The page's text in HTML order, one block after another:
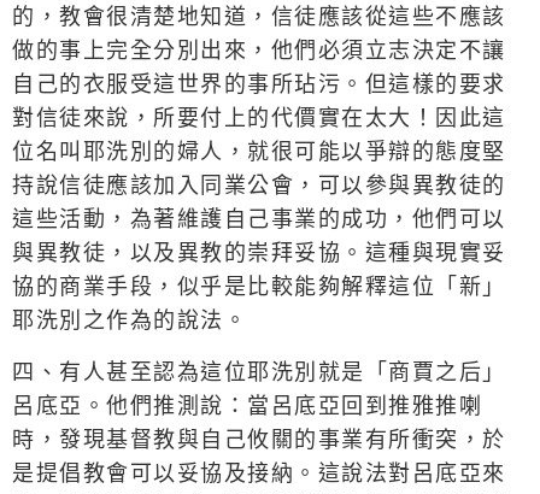
的，教會很清楚地知道，信徒應該從這些不應該
做的事上完全分別出來，他們必須立志決定不讓
自己的衣服受這世界的事所玷污。但這樣的要求
對信徒來說，所要付上的代價實在太大！因此這
位名叫耶洗別的婦人，就很可能以爭辯的態度堅
持說信徒應該加入同業公會，可以參與異教徒的
這些活動，為著維護自己事業的成功，他們可以
與異教徒，以及異教的崇拜妥協。這種與現實妥
協的商業手段，似乎是比較能夠解釋這位「新」
耶洗別之作為的說法。
四、有人甚至認為這位耶洗別就是「商賈之后」
呂底亞。他們推測說：當呂底亞回到推雅推喇
時，發現基督教與自己攸關的事業有所衝突，於
是提倡教會可以妥協及接納。這說法對呂底亞來